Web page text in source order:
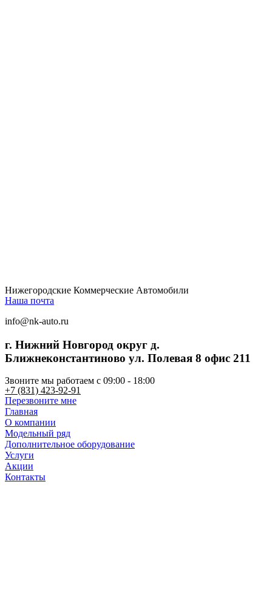
Нижегородские Коммерческие Автомобили
Наша почта
info@nk-auto.ru
г. Нижний Новгород округ д.
Ближнеконстантиново ул. Полевая 8 офис 211
Звоните мы работаем c 09:00 - 18:00
+7 (831) 423-92-91
Перезвоните мне
Главная
О компании
Модельный ряд
Дополнительное оборудование
Услуги
Акции
Контакты